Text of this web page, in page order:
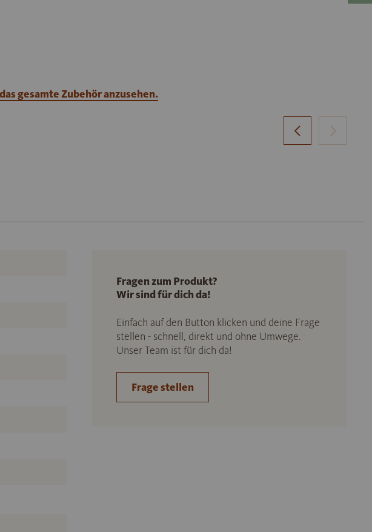
gesamte Zubehör anzusehen.
Fragen zum Produkt?
Wir sind für dich da!
Einfach auf den Button klicken und deine Frage
stellen - schnell, direkt und ohne Umwege.
Unser Team ist für dich da!
Frage stellen